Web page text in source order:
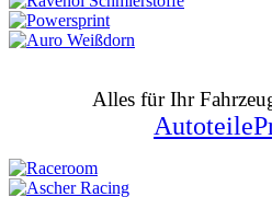
Alles für Ihr